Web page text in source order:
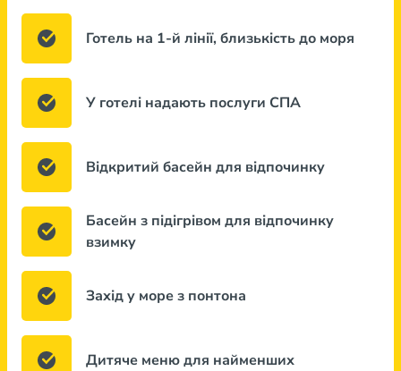
Готель на 1-й лінії, близькість до моря
У готелі надають послуги СПА
Відкритий басейн для відпочинку
Басейн з підігрівом для відпочинку
взимку
Захід у море з понтона
Дитяче меню для найменших